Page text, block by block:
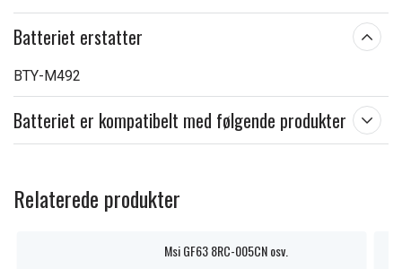
Batteriet erstatter
BTY-M492
Batteriet er kompatibelt med følgende produkter
Relaterede produkter
Msi GF63 8RC-005CN osv.